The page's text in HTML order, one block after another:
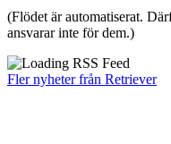
(Flödet är automatiserat.
ansvarar inte för dem.)
Fler nyheter från Retriever